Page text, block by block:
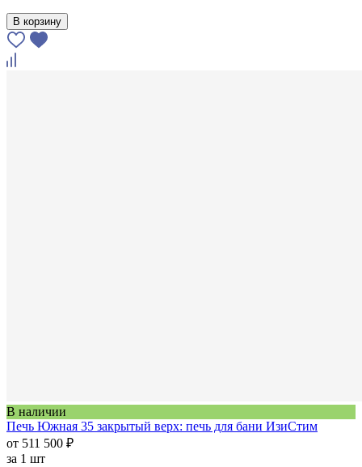
В корзину
В наличии
Печь Южная 35 закрытый верх: печь для бани ИзиСтим
от 511 500 ₽
за 1 шт